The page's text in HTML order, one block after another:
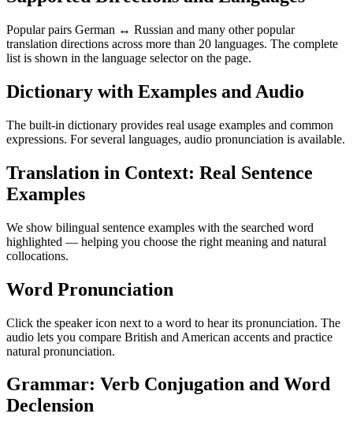
Popular pairs German ↔ Russian and many other popular
translation directions across more than 20 languages. The complete
list is shown in the language selector on the page.
Dictionary with Examples and Audio
The built-in dictionary provides real usage examples and common
expressions. For several languages, audio pronunciation is available.
Translation in Context: Real Sentence
Examples
We show bilingual sentence examples with the searched word
highlighted — helping you choose the right meaning and natural
collocations.
Word Pronunciation
Click the speaker icon next to a word to hear its pronunciation. The
audio lets you compare British and American accents and practice
natural pronunciation.
Grammar: Verb Conjugation and Word
Declension